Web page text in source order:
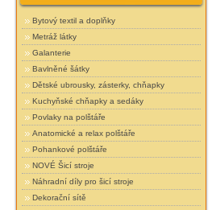
Bytový textil a doplňky
Metráž látky
Galanterie
Bavlněné šátky
Dětské ubrousky, zásterky, chňapky
Kuchyňské chňapky a sedáky
Povlaky na polštáře
Anatomické a relax polštáře
Pohankové polštáře
NOVÉ Šicí stroje
Náhradní díly pro šicí stroje
Dekorační sítě